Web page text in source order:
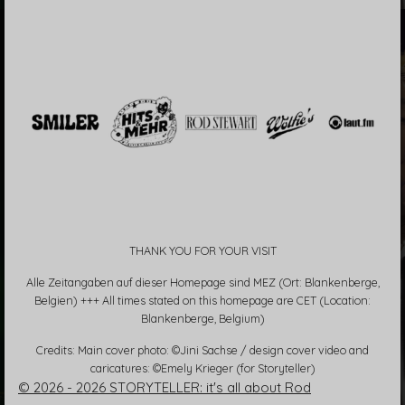
THANK YOU FOR YOUR VISIT
Alle Zeitangaben auf dieser Homepage sind MEZ (Ort: Blankenberge,
Belgien) +++ All times stated on this homepage are CET (Location:
Blankenberge, Belgium)
Credits: Main cover photo: ©Jini Sachse / design cover video and
caricatures: ©Emely Krieger (for Storyteller)
© 2026 - 2026 STORYTELLER: it's all about Rod